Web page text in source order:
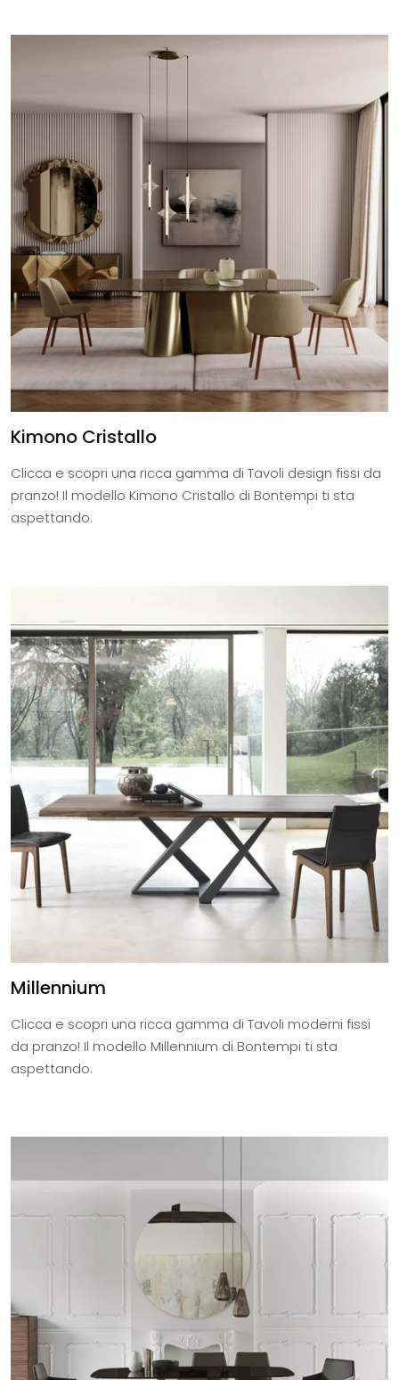
Kimono Cristallo
Clicca e scopri una ricca gamma di Tavoli design fissi da
pranzo! Il modello Kimono Cristallo di Bontempi ti sta
aspettando.
Millennium
Clicca e scopri una ricca gamma di Tavoli moderni fissi
da pranzo! Il modello Millennium di Bontempi ti sta
aspettando.